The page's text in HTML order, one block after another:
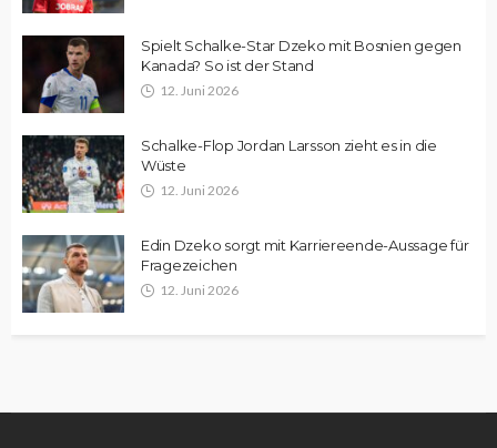
Spielt Schalke-Star Dzeko mit Bosnien gegen
Kanada? So ist der Stand
12. Juni 2026
Schalke-Flop Jordan Larsson zieht es in die
Wüste
12. Juni 2026
Edin Dzeko sorgt mit Karriereende-Aussage für
Fragezeichen
12. Juni 2026